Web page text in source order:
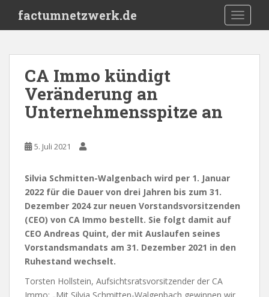
i
factumnetzwerk.de
CA Immo kündigt
Veränderung an
Unternehmensspitze an
5. Juli 2021
Silvia Schmitten-Walgenbach wird per 1. Januar
2022 für die Dauer von drei Jahren bis zum 31.
Dezember 2024 zur neuen Vorstandsvorsitzenden
(CEO) von CA Immo bestellt. Sie folgt damit auf
CEO Andreas Quint, der mit Auslaufen seines
Vorstandsmandats am 31. Dezember 2021 in den
Ruhestand wechselt.
Torsten Hollstein, Aufsichtsratsvorsitzender der CA